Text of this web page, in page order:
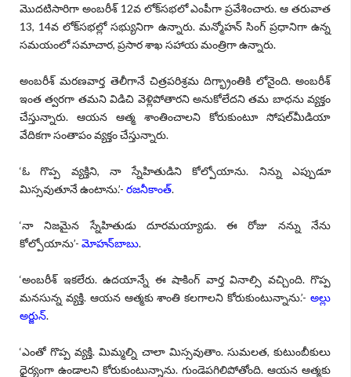
మొదటిసారిగా అంబరీశ్‌ 12వ లోక్‌సభలో ఎంపీగా ప్రవేశించారు. ఆ తరువాత
13, 14వ లోక్‌సభల్లో సభ్యునిగా ఉన్నారు. మన్మోహన్‌ సింగ్‌ ప్రధానిగా ఉన్న
సమయంలో సమాచార, ప్రసార శాఖ సహాయ మంత్రిగా ఉన్నారు.
అంబరీశ్‌ మరణవార్త తెలీగానే చిత్రపరిశ్రమ దిగ్భ్రాంతికి లోనైంది. అంబరీశ్‌
ఇంత త్వరగా తమని విడిచి వెళ్లిపోతారని అనుకోలేదని తమ బాధను వ్యక్తం
చేస్తున్నారు. ఆయన ఆత్మ శాంతించాలని కోరుకుంటూ సోషల్‌మీడియా
వేదికగా సంతాపం వ్యక్తం చేస్తున్నారు.
‘ఓ గొప్ప వ్యక్తిని, నా స్నేహితుడిని కోల్పోయాను. నిన్ను ఎప్పుడూ
మిస్సవుతూనే ఉంటాను.’- రజనీకాంత్.
‘నా నిజమైన స్నేహితుడు దూరమయ్యాడు. ఈ రోజు నన్ను నేను
కోల్పోయాను’- మోహన్‌బాబు.
‘అంబరీశ్ ఇకలేరు. ఉదయాన్నే ఈ షాకింగ్ వార్త వినాల్సి వచ్చింది. గొప్ప
మనసున్న వ్యక్తి. ఆయన ఆత్మకు శాంతి కలగాలని కోరుకుంటున్నాను.’- అల్లు
అర్జున్‌.
‘ఎంతో గొప్ప వ్యక్తి. మిమ్మల్ని చాలా మిస్సవుతాం. సుమలత, కుటుంబీకులు
ధైర్యంగా ఉండాలని కోరుకుంటున్నాను. గుండెపగిలిపోతోంది. ఆయన ఆత్మకు